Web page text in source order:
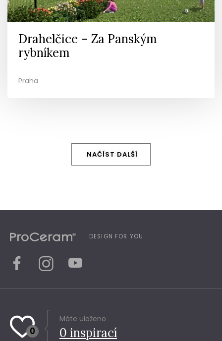
Drahelčice – Za Panským
rybníkem
Praha
NAČÍST DALŠÍ
DESIGN FOR YOU
0
Máte uloženo
0 inspirací